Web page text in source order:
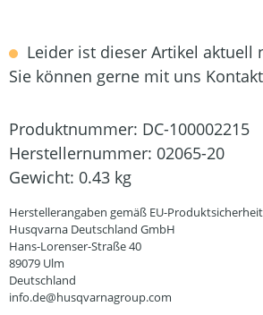
Leider ist dieser Artikel aktuell
Sie können gerne mit uns
Produktnummer: DC-100002215
Herstellernummer: 02065-20
Gewicht: 0.43 kg
Herstellerangaben gemäß EU-
Husqvarna Deutschland GmbH
Hans-Lorenser-Straße 40
89079 Ulm
Deutschland
info.de@husqvarnagroup.com